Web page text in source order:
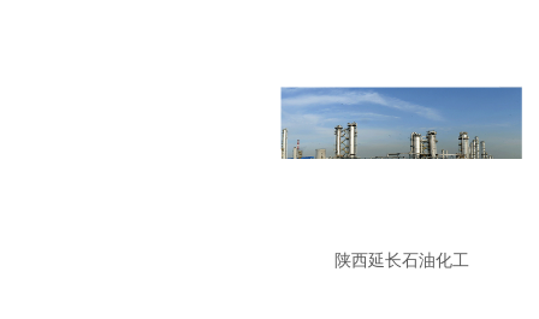
陕西延长石油化工